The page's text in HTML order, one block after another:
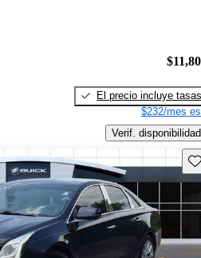
El precio incluye tasas
$232/mes
Verif. disponibilidad